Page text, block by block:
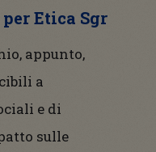
Etica Sgr
appunto,
a
e di
sulle